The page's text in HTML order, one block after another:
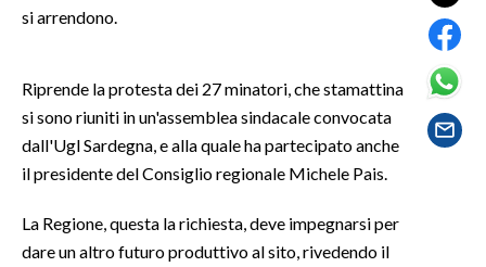
SPETTACOLI
GOSSIP
SARDEGNA TURISMO
si arrendono.
Riprende la protesta dei 27 minatori, che stamattina
si sono riuniti in un'assemblea sindacale convocata
dall'Ugl Sardegna, e alla quale ha partecipato anche
il presidente del Consiglio regionale Michele Pais.
La Regione, questa la richiesta, deve impegnarsi per
dare un altro futuro produttivo al sito, rivedendo il